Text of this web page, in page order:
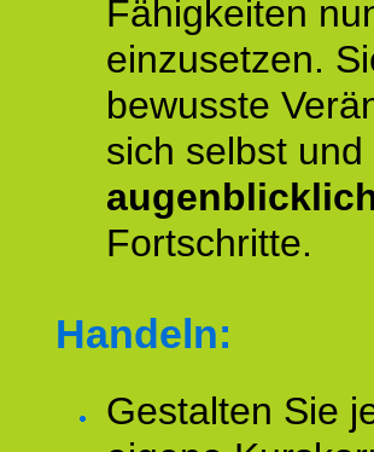
Fähigkeiten
einzusetzen.
bewusste
sich selbst und
Fortschritte.
Handeln:
Gestalten Sie